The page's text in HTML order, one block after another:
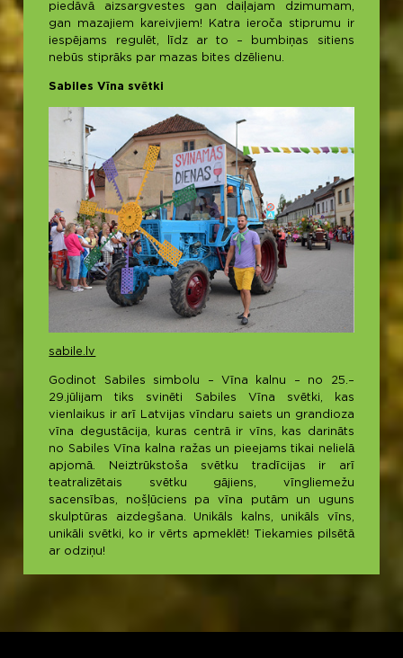
piedāvā aizsargvestes gan daiļajam dzimumam,
gan mazajiem kareivjiem! Katra ieroča stiprumu ir
iespējams regulēt, līdz ar to – bumbiņas sitiens
nebūs stiprāks par mazas bites dzēlienu.
Sabiles Vīna svētki
sabile.lv
Godinot Sabiles simbolu – Vīna kalnu – no 25.–
29.jūlijam tiks svinēti Sabiles Vīna svētki, kas
vienlaikus ir arī Latvijas vīndaru saiets un grandioza
vīna degustācija, kuras centrā ir vīns, kas darināts
no Sabiles Vīna kalna ražas un pieejams tikai nelielā
apjomā. Neiztrūkstoša svētku tradīcijas ir arī
teatralizētais svētku gājiens, vīngliemežu
sacensības, nošļūciens pa vīna putām un uguns
skulptūras aizdegšana. Unikāls kalns, unikāls vīns,
unikāli svētki, ko ir vērts apmeklēt! Tiekamies pilsētā
ar odziņu!